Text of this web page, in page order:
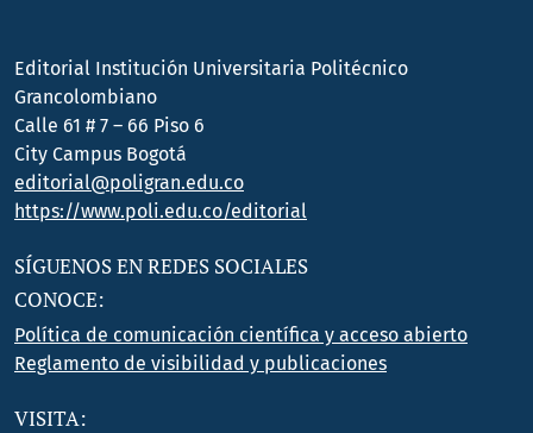
Editorial Institución Universitaria Politécnico
Grancolombiano
Calle 61 # 7 – 66 Piso 6
City Campus Bogotá
editorial@poligran.edu.co
https://www.poli.edu.co/editorial
SÍGUENOS EN REDES SOCIALES
CONOCE:
Política de comunicación científica y acceso abierto
Reglamento de visibilidad y publicaciones
VISITA: